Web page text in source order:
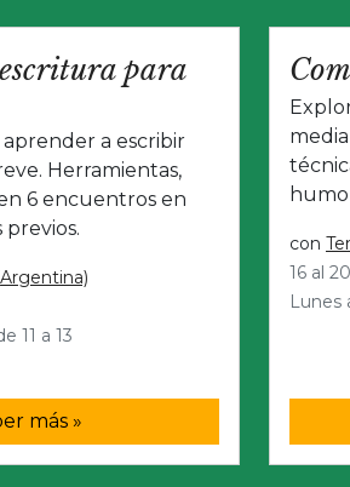
para
a escribir
Herramientas,
6 encuentros en
previos.
11 a 13
más »
con
16 al
Lunes